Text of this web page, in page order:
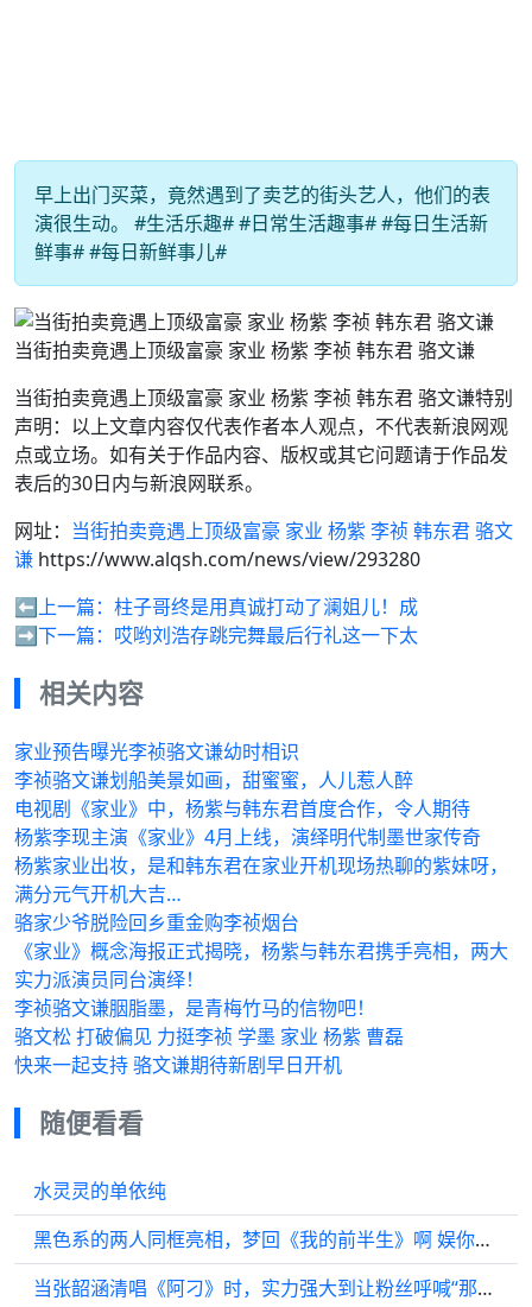
早上出门买菜，竟然遇到了卖艺的街头艺人，他们的表
演很生动。 #生活乐趣# #日常生活趣事# #每日生活新
鲜事# #每日新鲜事儿#
当街拍卖竟遇上顶级富豪 家业 杨紫 李祯 韩东君 骆文谦
当街拍卖竟遇上顶级富豪 家业 杨紫 李祯 韩东君 骆文谦特别
声明：以上文章内容仅代表作者本人观点，不代表新浪网观
点或立场。如有关于作品内容、版权或其它问题请于作品发
表后的30日内与新浪网联系。
网址： 当街拍卖竟遇上顶级富豪 家业 杨紫 李祯 韩东君 骆文
谦 https://www.alqsh.com/news/view/293280
⬅️上一篇： 柱子哥终是用真诚打动了澜姐儿！成
➡️下一篇： 哎哟刘浩存跳完舞最后行礼这一下太
相关内容
家业预告曝光李祯骆文谦幼时相识
李祯骆文谦划船美景如画，甜蜜蜜，人儿惹人醉
电视剧《家业》中，杨紫与韩东君首度合作，令人期待
杨紫李现主演《家业》4月上线，演绎明代制墨世家传奇
杨紫家业出妆，是和韩东君在家业开机现场热聊的紫妹呀，
满分元气开机大吉…
骆家少爷脱险回乡重金购李祯烟台
《家业》概念海报正式揭晓，杨紫与韩东君携手亮相，两大
实力派演员同台演绎！
李祯骆文谦胭脂墨，是青梅竹马的信物吧！
骆文松 打破偏见 力挺李祯 学墨 家业 杨紫 曹磊
快来一起支持 骆文谦期待新剧早日开机
随便看看
水灵灵的单依纯
黑色系的两人同框亮相，梦回《我的前半生》啊 娱你安利 我的前半生
当张韶涵清唱《阿刁》时，实力强大到让粉丝呼喊“那英需要你”